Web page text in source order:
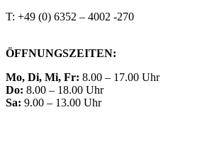
T: +49 (0) 6352 – 4002 -270
ÖFFNUNGSZEITEN:
Mo, Di, Mi, Fr: 8.00 – 17.00 Uhr
Do: 8.00 – 18.00 Uhr
Sa: 9.00 – 13.00 Uhr